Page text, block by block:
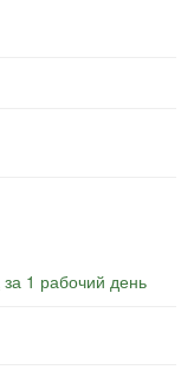
за 1 рабочий день